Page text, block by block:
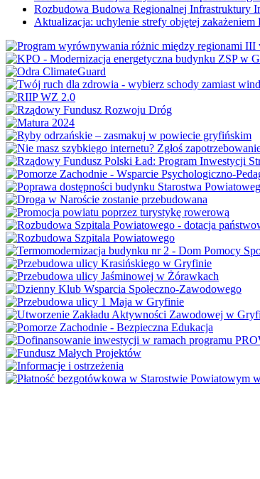
Rozbudowa Budowa Regionalnej Infrastruktury
Aktualizacja: uchylenie strefy objętej